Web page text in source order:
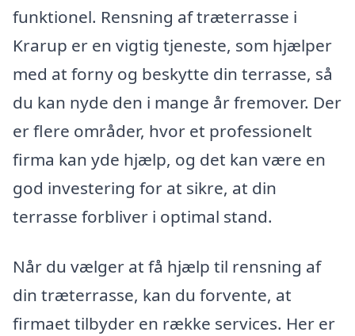
funktionel. Rensning af træterrasse i
Krarup er en vigtig tjeneste, som hjælper
med at forny og beskytte din terrasse, så
du kan nyde den i mange år fremover. Der
er flere områder, hvor et professionelt
firma kan yde hjælp, og det kan være en
god investering for at sikre, at din
terrasse forbliver i optimal stand.
Når du vælger at få hjælp til rensning af
din træterrasse, kan du forvente, at
firmaet tilbyder en række services. Her er